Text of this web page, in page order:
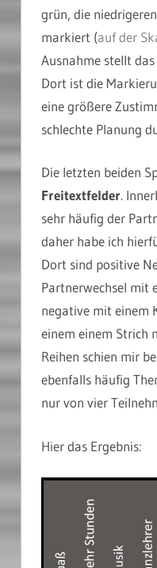
grün, die
markiert (auf der
Ausnahme stellt
Dort ist die
eine größere
schlechte Planung
Die letzten beiden
Freitextfelder.
sehr häufig der
daher habe ich
Dort sind positive
Partnerwechsel mit
negative mit einem
einem einem Strich
Reihen schien mir
ebenfalls häufig
nur von vier
Hier das Ergebnis: